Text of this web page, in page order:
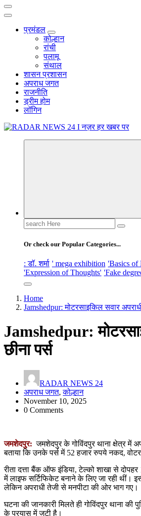
प्रमंडल
कोल्हान
रांची
पलामू
संथाल
शासन प्रशासन
अपराध जगत
राजनीति
ड्रीम होम
लॉगिन
Search
for:
Or check our Popular Categories...
: डॉ. शर्मा ' mega exhibition 'Basics of
'Expression of Thoughts' 'Fake
Home
Jamshedpur: मोटरसाइकिल सवार
Jamshedpur:
छीना पर्स
RADAR NEWS 24
अपराध जगत,कोल्हान
November 10, 2025
0 Comments
जमशेदपुर: जमशेदपुर के गोविंदपुर थाना क्षेत्र में
बताया कि उनके पर्स में 52 हजार रुपये नकद,
रीता दत्ता बैंक ऑफ इंडिया, टेल्को शाखा से
में लाइफ सर्टिफिकेट बनाने के लिए जा रही थीं।
लेकिन अपराधी तेजी से मनपीटा की ओर भाग गए।
घटना की जानकारी मिलते ही गोविंदपुर थाना
के प्रयास में जुटी है।